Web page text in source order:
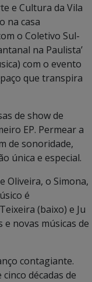
e Cultura da Vila
na casa
o Coletivo Sul-
na Paulista’
com o evento
que transpira
de show de
EP. Permear a
de sonoridade,
única e especial.
Oliveira, o Simona,
é
(baixo) e Ju
novas músicas de
contagiante.
décadas de